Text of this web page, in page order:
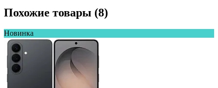
Похожие товары (8)
Новинка